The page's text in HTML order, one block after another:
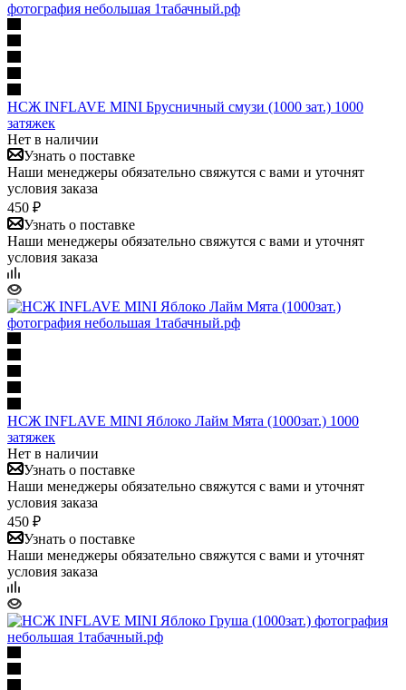
НСЖ INFLAVE MINI Брусничный смузи (1000 зат.) 1000
затяжек
Нет в наличии
Узнать о поставке
Наши менеджеры обязательно свяжутся с вами и уточнят
условия заказа
450 ₽
Узнать о поставке
Наши менеджеры обязательно свяжутся с вами и уточнят
условия заказа
НСЖ INFLAVE MINI Яблоко Лайм Мята (1000зат.) 1000
затяжек
Нет в наличии
Узнать о поставке
Наши менеджеры обязательно свяжутся с вами и уточнят
условия заказа
450 ₽
Узнать о поставке
Наши менеджеры обязательно свяжутся с вами и уточнят
условия заказа